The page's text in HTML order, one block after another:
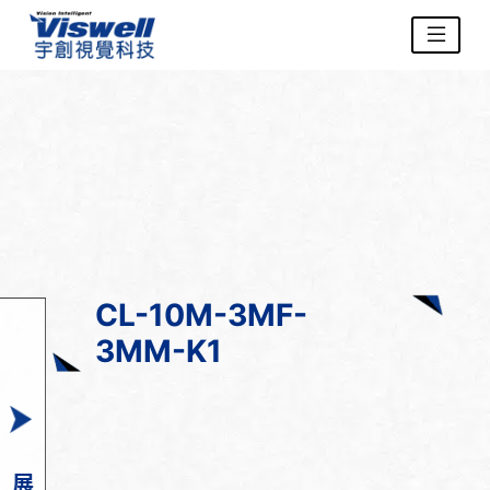
CL-10M-3MF-
3MM-K1